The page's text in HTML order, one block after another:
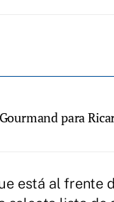
para
está al frente